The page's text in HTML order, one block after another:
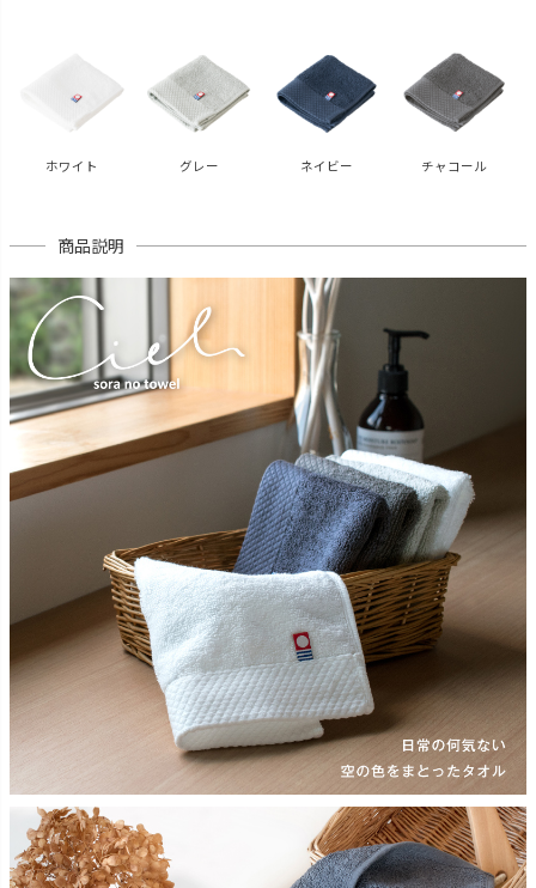
ホワイト グレー ネイビー チャコール
商品説明